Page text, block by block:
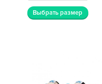
Выбрать размер